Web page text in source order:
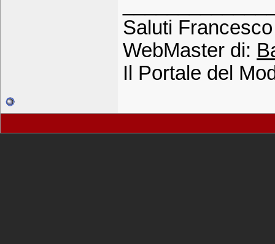
Saluti
WebMaster di:
Il Portale del